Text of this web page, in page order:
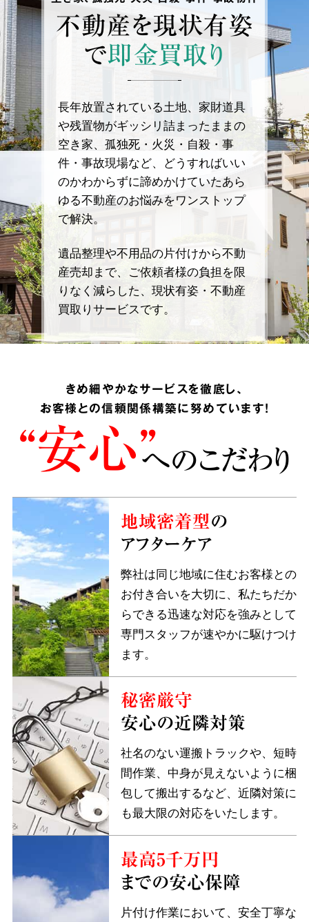
不動産を現状有姿
で即金買取り
長年放置されている土地、家財道具
や残置物がギッシリ詰まったままの
空き家、孤独死・火災・自殺・事
件・事故現場など、どうすればいい
のかわからずに諦めかけていたあら
ゆる不動産のお悩みをワンストップ
で解決。
遺品整理や不用品の片付けから不動
産売却まで、ご依頼者様の負担を限
りなく減らした、現状有姿・不動産
買取りサービスです。
きめ細やかなサービスを徹底し、
お客様との信頼関係構築に努めています!
“安心”へのこだわり
地域密着型の
アフターケア
弊社は同じ地域に住むお客様との
お付き合いを大切に、私たちだか
らできる迅速な対応を強みとして
専門スタッフが速やかに駆けつけ
ます。
秘密厳守
安心の近隣対策
社名のない運搬トラックや、短時
間作業、中身が見えないように梱
包して搬出するなど、近隣対策に
も最大限の対応をいたします。
最高5千万円
までの安心保障
片付け作業において、安全丁寧な